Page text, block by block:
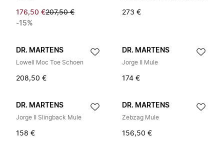
176,50 €207,50 €
-15%
273 €
DR. MARTENS
Lowell Moc Toe Schoen
208,50 €
DR. MARTENS
Jorge II Mule
174 €
DR. MARTENS
Jorge II Slingback Mule
158 €
DR. MARTENS
Zebzag Mule
156,50 €